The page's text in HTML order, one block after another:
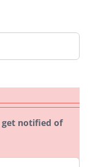
get notified of